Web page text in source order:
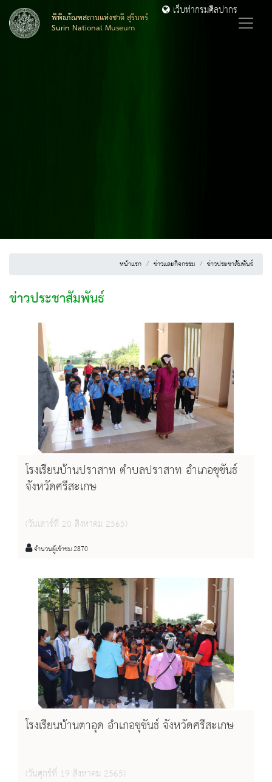
พิพิธภัณฑสถานแห่งชาติ สุรินทร์
Surin National Museum
เว็บท่ากรมศิลปากร
หน้าแรก ข่าวและกิจกรรม ข่าวประชาสัมพันธ์
ข่าวประชาสัมพันธ์
โรงเรียนบ้านปราสาท ตำบลปราสาท อำเภอขุขันธ์
จังหวัดศรีสะเกษ
(วันเสาร์ที่ 20 สิงหาคม 2565)
จำนวนผู้เข้าชม 2870
โรงเรียนบ้านตาอุด อำเภอขุขันธ์ จังหวัดศรีสะเกษ
(วันศุกร์ที่ 19 สิงหาคม 2565)